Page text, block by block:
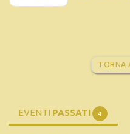
TORNA
EVENTI PASSATI 4